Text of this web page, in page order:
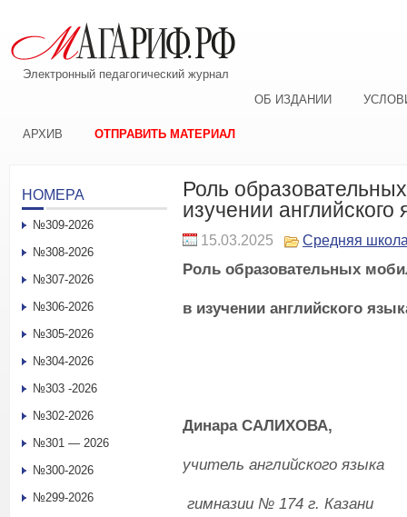
Электронный педагогический журнал
ОБ ИЗДАНИИ
АРХИВ ОТПРАВИТЬ МАТЕРИАЛ
Роль
изучении английского
15.03.2025 Средняя
Роль образовательных
в изучении английского
Динара САЛИХОВА,
учитель английского языка
гимназии № 174 г. Казани
НОМЕРА
№309-2026
№308-2026
№307-2026
№306-2026
№305-2026
№304-2026
№303 -2026
№302-2026
№301 — 2026
№300-2026
№299-2026